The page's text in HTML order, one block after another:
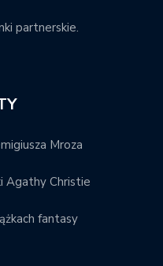
partnerskie.
Mroza
Agathy Christie
fantasy